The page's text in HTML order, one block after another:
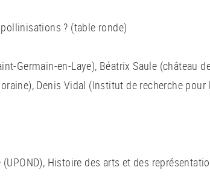
? (table ronde)
Germain-en-Laye), Béatrix Saule (château
Denis Vidal (Institut de recherche pour
Histoire des arts et des